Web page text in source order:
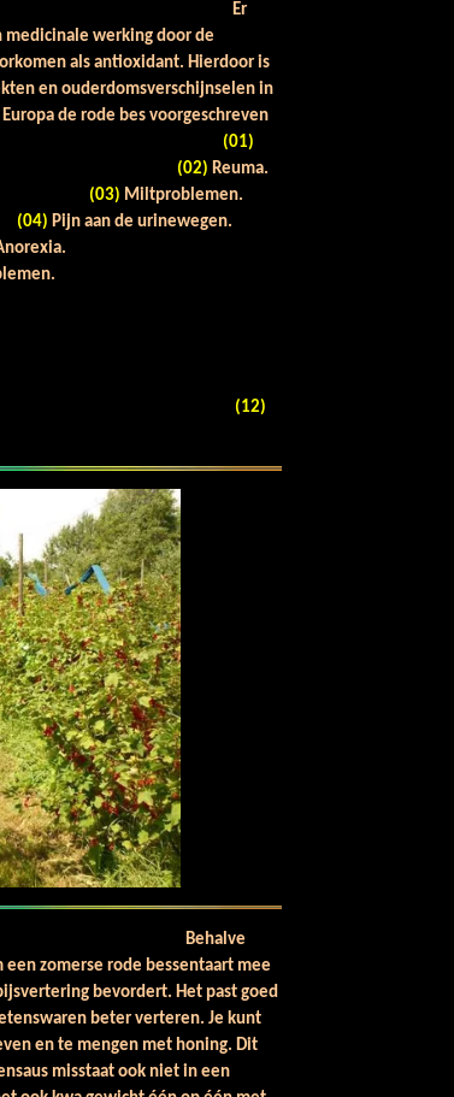
als medicijn.Er
werking door de
als antioxidant. Hierdoor is
en ouderdomsverschijnselen in
de rode bes voorgeschreven
ziekten: (01)
(02) Reuma.
(03) Miltproblemen.
(04) Pijn aan de urinewegen.
van zwakte. (12)
bes.
Behalve
zomerse rode bessentaart mee
bevordert. Het past goed
beter verteren. Je kunt
en te mengen met honing. Dit
misstaat ook niet in een